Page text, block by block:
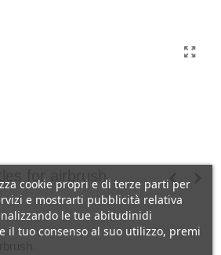
for airbrush
cookie propri e di terze parti per
e mostrarti pubblicità relativa
le tue abitudinidi
il tuo consenso al suo utilizzo, premi